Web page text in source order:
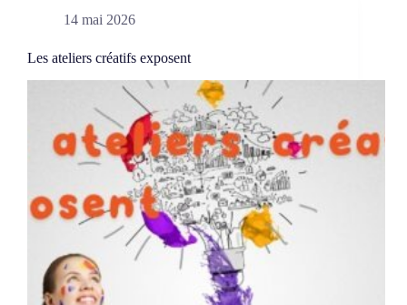
14 mai 2026
Les ateliers créatifs exposent